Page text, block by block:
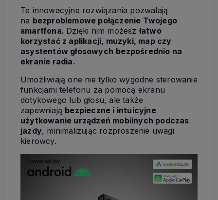
Te innowacyjne rozwiązania pozwalają
na bezproblemowe połączenie Twojego
smartfona. Dzięki nim możesz łatwo
korzystać z aplikacji, muzyki, map czy
asystentów głosowych bezpośrednio na
ekranie radia.
Umożliwiają one nie tylko wygodne sterowanie
funkcjami telefonu za pomocą ekranu
dotykowego lub głosu, ale także
zapewniają bezpieczne i intuicyjne
użytkowanie urządzeń mobilnych podczas
jazdy, minimalizując rozproszenie uwagi
kierowcy.